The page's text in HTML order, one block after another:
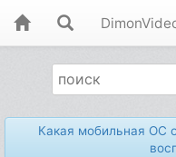
Какая мобильная ОС